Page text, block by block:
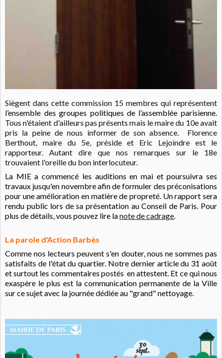
Siègent dans cette commission 15 membres qui représentent
l’ensemble des groupes politiques de l’assemblée parisienne.
Tous n'étaient d'ailleurs pas présents mais le maire du 10e avait
pris la peine de nous informer de son absence. Florence
Berthout, maire du 5e, préside et Eric Lejoindre est le
rapporteur. Autant dire que nos remarques sur le 18e
trouvaient l'oreille du bon interlocuteur.
La MIE a commencé les auditions en mai et poursuivra ses
travaux jusqu'en novembre afin de formuler des préconisations
pour une amélioration en matière de propreté. Un rapport sera
rendu public lors de sa présentation au Conseil de Paris. Pour
plus de détails, vous pouvez lire lanote de cadrage.
La parole d'Action Barbès
Comme nos lecteurs peuvent s'en douter, nous ne sommes pas
satisfaits de l'état du quartier. Notre dernier article du 31 août
et surtout les commentaires postés en attestent. Et ce qui nous
exaspère le plus est la communication permanente de la Ville
sur ce sujet avec la journée dédiée au "grand" nettoyage.